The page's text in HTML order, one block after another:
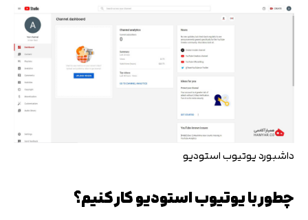
داشبورد یوتیوب استودیو
چطور با یوتیوب استودیو کار کنیم؟